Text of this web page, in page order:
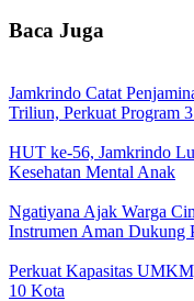
Baca Juga
Jamkrindo Catat
Triliun, Perkuat Program
HUT ke-56, Jamkrindo
Kesehatan Mental Anak
Ngatiyana Ajak Warga
Instrumen Aman Dukung
Perkuat Kapasitas
10 Kota